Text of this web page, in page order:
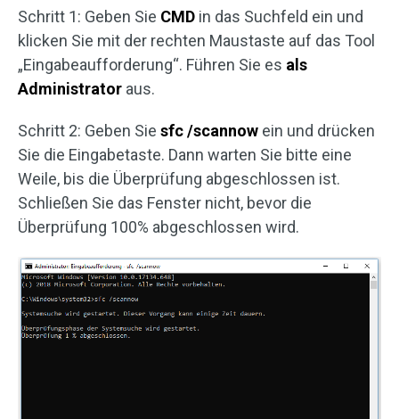
Schritt 1: Geben Sie CMD in das Suchfeld ein und
klicken Sie mit der rechten Maustaste auf das Tool
„Eingabeaufforderung“. Führen Sie es als
Administrator aus.
Schritt 2: Geben Sie sfc /scannow ein und drücken
Sie die Eingabetaste. Dann warten Sie bitte eine
Weile, bis die Überprüfung abgeschlossen ist.
Schließen Sie das Fenster nicht, bevor die
Überprüfung 100% abgeschlossen wird.